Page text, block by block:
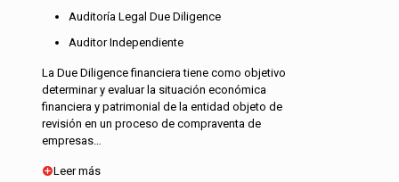
Auditoría Legal Due Diligence
Auditor Independiente
La Due Diligence financiera tiene como objetivo
determinar y evaluar la situación económica
financiera y patrimonial de la entidad objeto de
revisión en un proceso de compraventa de
empresas…
Leer más